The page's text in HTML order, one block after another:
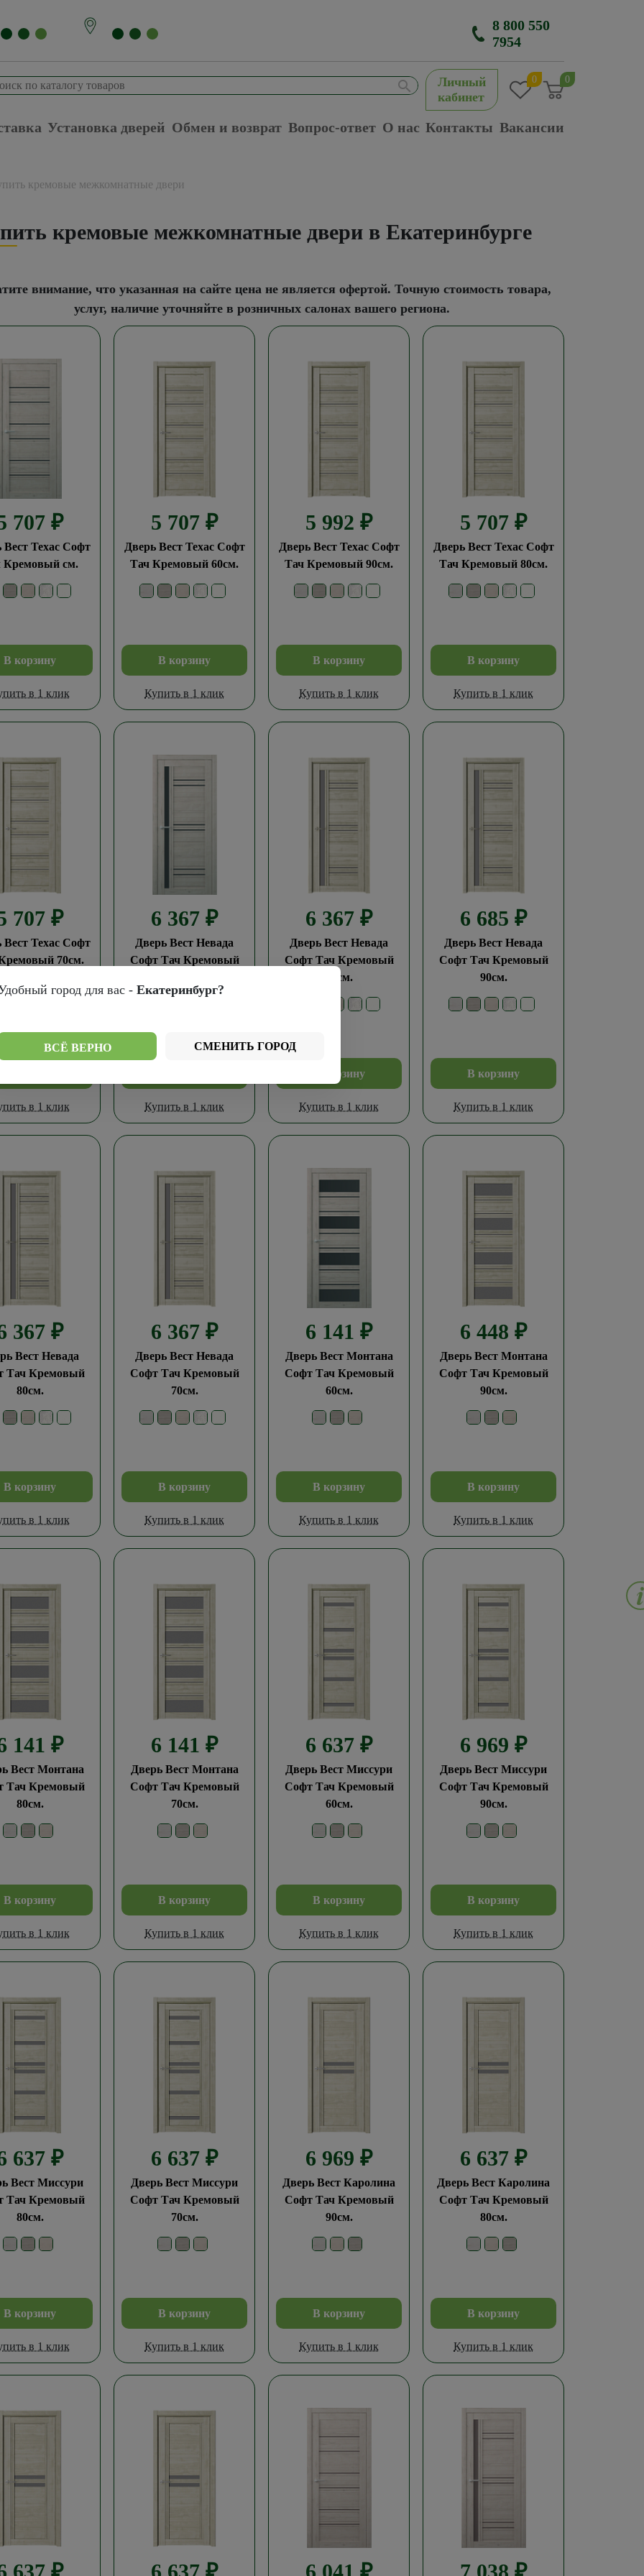
8 800 550
7954
Личный
кабинет
0 0
Установка дверей Обмен и возврат Вопрос-ответ О нас Контакты Вакансии
кремовые межкомнатные двери
кремовые межкомнатные двери в Екатеринбурге
внимание, что указанная на сайте цена не является офертой. Точную стоимость товара,
услуг, наличие уточняйте в розничных салонах вашего региона.
707₽
Вест Техас Софт
Кремовый см.
В корзину
в 1 клик
5 707₽
Дверь Вест Техас Софт
Тач Кремовый 60см.
В корзину
Купить в 1 клик
5 992₽
Дверь Вест Техас Софт
Тач Кремовый 90см.
В корзину
Купить в 1 клик
5 707₽
Дверь Вест Техас Софт
Тач Кремовый 80см.
В корзину
Купить в 1 клик
707₽
Вест Техас Софт
70см.
в 1 клик
6 367₽
Дверь Вест Невада
Софт Тач Кремовый
Купить в 1 клик
6 367₽
Дверь Вест Невада
Софт Тач Кремовый
60см.
В корзину
Купить в 1 клик
6 685₽
Дверь Вест Невада
Софт Тач Кремовый
90см.
В корзину
Купить в 1 клик
367₽
Вест Невада
Тач Кремовый
80см.
В корзину
в 1 клик
6 367₽
Дверь Вест Невада
Софт Тач Кремовый
70см.
В корзину
Купить в 1 клик
6 141₽
Дверь Вест Монтана
Софт Тач Кремовый
60см.
В корзину
Купить в 1 клик
6 448₽
Дверь Вест Монтана
Софт Тач Кремовый
90см.
В корзину
Купить в 1 клик
141₽
Вест Монтана
Тач Кремовый
80см.
В корзину
в 1 клик
6 141₽
Дверь Вест Монтана
Софт Тач Кремовый
70см.
В корзину
Купить в 1 клик
6 637₽
Дверь Вест Миссури
Софт Тач Кремовый
60см.
В корзину
Купить в 1 клик
6 969₽
Дверь Вест Миссури
Софт Тач Кремовый
90см.
В корзину
Купить в 1 клик
637₽
Вест Миссури
Тач Кремовый
80см.
В корзину
в 1 клик
6 637₽
Дверь Вест Миссури
Софт Тач Кремовый
70см.
В корзину
Купить в 1 клик
6 969₽
Дверь Вест Каролина
Софт Тач Кремовый
90см.
В корзину
Купить в 1 клик
6 637₽
Дверь Вест Каролина
Софт Тач Кремовый
80см.
В корзину
Купить в 1 клик
город для вас - Екатеринбург?
ВСЁ ВЕРНО СМЕНИТЬ ГОРОД